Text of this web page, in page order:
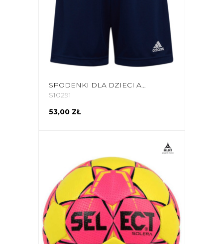
SPODENKI DLA DZIECI ADIDAS ENTRADA 22 GRANATOWE H57565
S10291
53,00 ZŁ